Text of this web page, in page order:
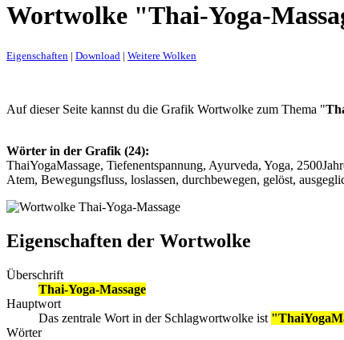
Wortwolke "Thai-Yoga-
Eigenschaften | Download | Weitere Wolken
Auf dieser Seite kannst du die Grafik Wortwolke zum Thema "
Wörter in der Grafik (24):
ThaiYogaMassage, Tiefenentspannung, Ayurveda, Yoga,
Atem, Bewegungsfluss, loslassen, durchbewegen, gelöst,
Eigenschaften der Wortwolke
Überschrift
Thai-Yoga-Massage
Hauptwort
Das zentrale Wort in der Schlagwortwolke ist
Wörter